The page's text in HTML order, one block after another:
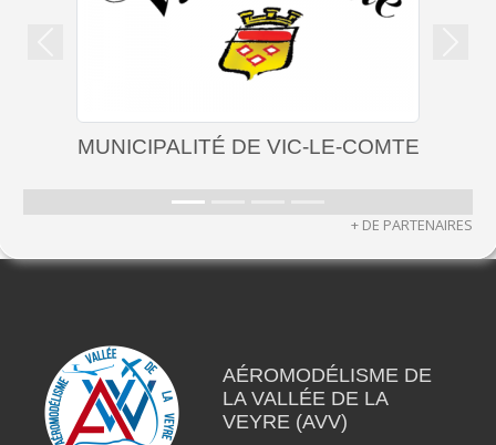
VIC-LE-COMTE MUNICIPALITÉ DES
+ DE PARTENAIRES
AÉROMODÉLISME DE
LA VALLÉE DE LA
VEYRE (AVV)